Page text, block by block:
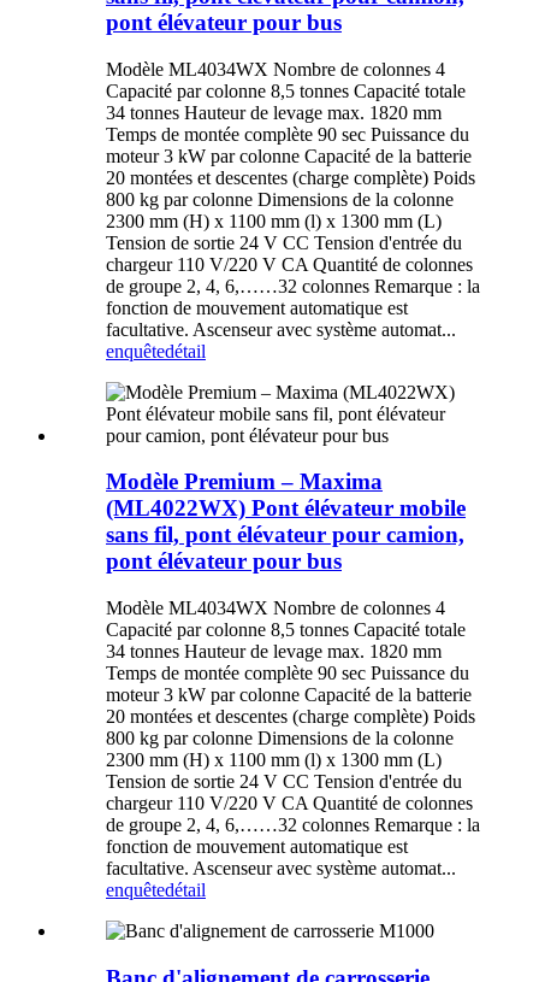
pont élévateur pour bus
Modèle ML4034WX Nombre de colonnes 4
Capacité par colonne 8,5 tonnes Capacité totale
34 tonnes Hauteur de levage max. 1820 mm
Temps de montée complète 90 sec Puissance du
moteur 3 kW par colonne Capacité de la batterie
20 montées et descentes (charge complète) Poids
800 kg par colonne Dimensions de la colonne
2300 mm (H) x 1100 mm (l) x 1300 mm (L)
Tension de sortie 24 V CC Tension d'entrée du
chargeur 110 V/220 V CA Quantité de colonnes
de groupe 2, 4, 6,……32 colonnes Remarque : la
fonction de mouvement automatique est
facultative. Ascenseur avec système automat...
enquêtedétail
Modèle Premium – Maxima
(ML4022WX) Pont élévateur mobile
sans fil, pont élévateur pour camion,
pont élévateur pour bus
Modèle ML4034WX Nombre de colonnes 4
Capacité par colonne 8,5 tonnes Capacité totale
34 tonnes Hauteur de levage max. 1820 mm
Temps de montée complète 90 sec Puissance du
moteur 3 kW par colonne Capacité de la batterie
20 montées et descentes (charge complète) Poids
800 kg par colonne Dimensions de la colonne
2300 mm (H) x 1100 mm (l) x 1300 mm (L)
Tension de sortie 24 V CC Tension d'entrée du
chargeur 110 V/220 V CA Quantité de colonnes
de groupe 2, 4, 6,……32 colonnes Remarque : la
fonction de mouvement automatique est
facultative. Ascenseur avec système automat...
enquêtedétail